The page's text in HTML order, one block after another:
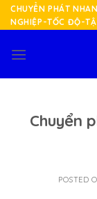
Skip
to
CHUYỂN PHÁT
NGHIỆP-TỐC ĐỘ-
Chuyển
POSTED